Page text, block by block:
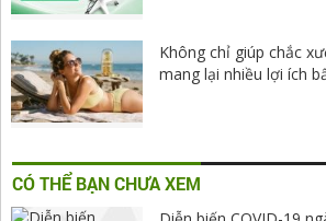
Không chỉ giúp chắc
mang lại nhiều lợi ích
CÓ THỂ BẠN CHƯA XEM